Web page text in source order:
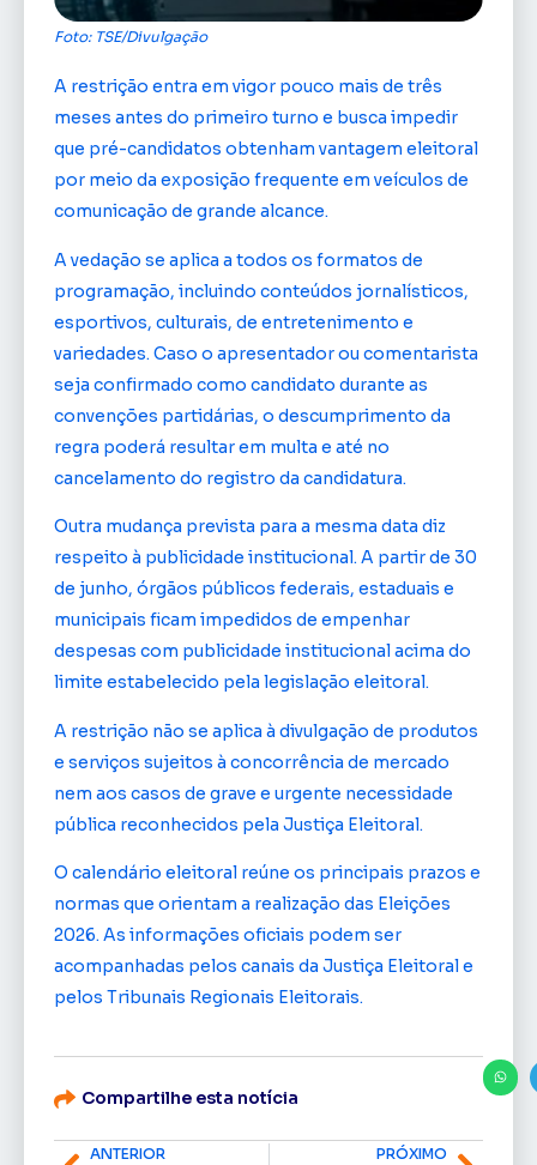
Foto: TSE/Divulgação
A restrição entra em vigor pouco mais de três
meses antes do primeiro turno e busca impedir
que pré-candidatos obtenham vantagem eleitoral
por meio da exposição frequente em veículos de
comunicação de grande alcance.
A vedação se aplica a todos os formatos de
programação, incluindo conteúdos jornalísticos,
esportivos, culturais, de entretenimento e
variedades. Caso o apresentador ou comentarista
seja confirmado como candidato durante as
convenções partidárias, o descumprimento da
regra poderá resultar em multa e até no
cancelamento do registro da candidatura.
Outra mudança prevista para a mesma data diz
respeito à publicidade institucional. A partir de 30
de junho, órgãos públicos federais, estaduais e
municipais ficam impedidos de empenhar
despesas com publicidade institucional acima do
limite estabelecido pela legislação eleitoral.
A restrição não se aplica à divulgação de produtos
e serviços sujeitos à concorrência de mercado
nem aos casos de grave e urgente necessidade
pública reconhecidos pela Justiça Eleitoral.
O calendário eleitoral reúne os principais prazos e
normas que orientam a realização das Eleições
2026. As informações oficiais podem ser
acompanhadas pelos canais da Justiça Eleitoral e
pelos Tribunais Regionais Eleitorais.
Compartilhe esta notícia
ANTERIOR
PRÓXIMO